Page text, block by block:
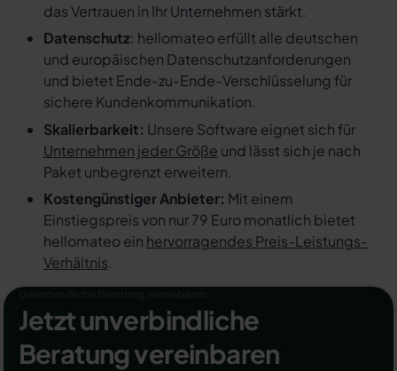
das Vertrauen in Ihr Unternehmen stärkt.
Datenschutz: hellomateo erfüllt alle deutschen
und europäischen Datenschutzanforderungen
und bietet Ende-zu-Ende-Verschlüsselung für
sichere Kundenkommunikation.
Skalierbarkeit: Unsere Software eignet sich für
Unternehmen jeder Größe und lässt sich je nach
Paket unbegrenzt erweitern.
Kostengünstiger Anbieter: Mit einem
Einstiegspreis von nur 79 Euro monatlich bietet
hellomateo ein hervorragendes Preis-Leistungs-
Verhältnis.
Jetzt unverbindliche
Beratung vereinbaren